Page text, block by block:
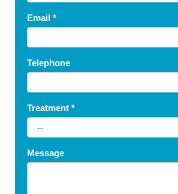
Email *
Telephone
Treatment *
Message